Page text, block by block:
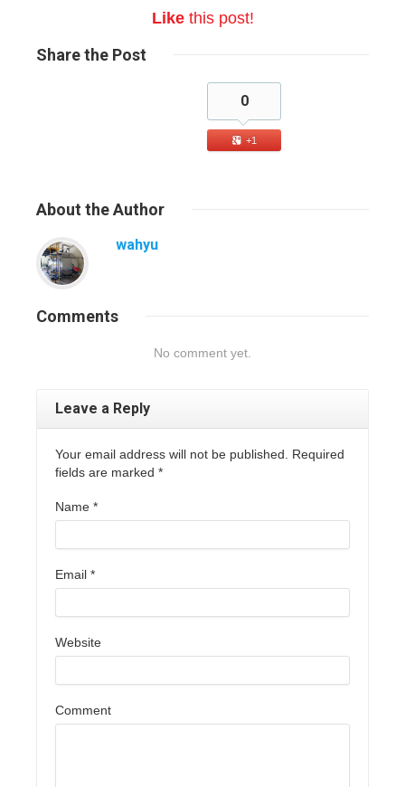
Likethis post!
Sharethe Post
0
+1
About the Author
wahyu
Comments
No comment yet.
Leave a Reply
Your email address will not be published. Required
fields are marked *
Name *
Email *
Website
Comment